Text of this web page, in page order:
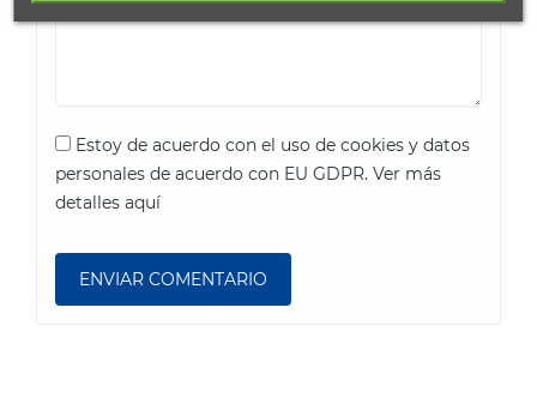
Estoy de acuerdo con el uso de cookies y datos
personales de acuerdo con EU GDPR. Ver más
detalles aquí